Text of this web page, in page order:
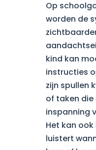
Op
worden de
kind kan
instructies
zijn spullen
of taken
inspanning
Het kan
luistert